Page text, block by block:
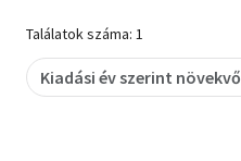
Művészet
Szakkönyv
Találatok száma: 1
Kiadási év szerint növekvő